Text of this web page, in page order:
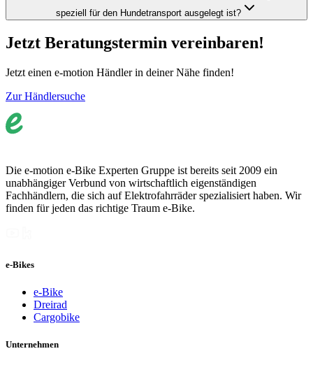
speziell für den Hundetransport ausgelegt ist?
Jetzt Beratungstermin vereinbaren!
Jetzt einen e-motion Händler in deiner Nähe finden!
Zur Händlersuche
Die e-motion e-Bike Experten Gruppe ist bereits seit 2009 ein
unabhängiger Verbund von wirtschaftlich eigenständigen
Fachhändlern, die sich auf Elektrofahrräder spezialisiert haben. Wir
finden für jeden das richtige Traum e-Bike.
e-Bikes
e-Bike
Dreirad
Cargobike
Unternehmen